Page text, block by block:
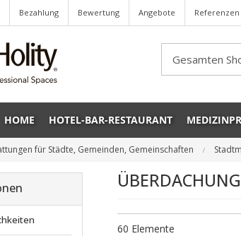
Bezahlung Bewertung Angebote Referenzen
Search
HOME HOTEL-BAR-RESTAURANT
für Städte, Gemeinden, Gemeinschaften
60 Elemente